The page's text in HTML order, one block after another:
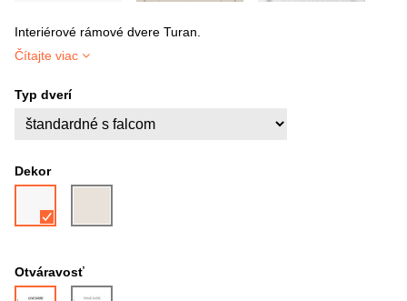
Interiérové rámové dvere Turan.
Čítajte viac
Typ dverí
Dekor
Otváravosť